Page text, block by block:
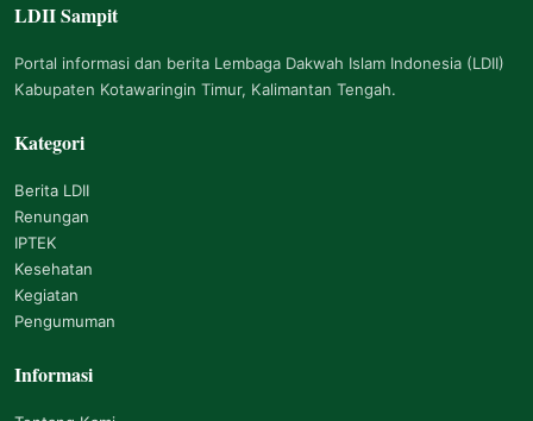
Navigasi Footer
LDII Sampit
Portal informasi dan berita Lembaga Dakwah Islam Indonesia (LDII)
Kabupaten Kotawaringin Timur, Kalimantan Tengah.
Kategori
Berita LDII
Renungan
IPTEK
Kesehatan
Kegiatan
Pengumuman
Informasi